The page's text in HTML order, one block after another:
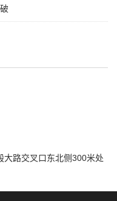
大路交叉口东北侧300米处